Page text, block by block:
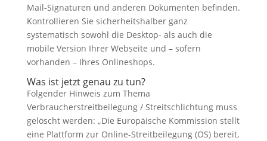
Mail-Signaturen und anderen Dokumenten befinden.
Kontrollieren Sie sicherheitshalber ganz
systematisch sowohl die Desktop- als auch die
mobile Version Ihrer Webseite und – sofern
vorhanden – Ihres Onlineshops.
Was ist jetzt genau zu tun?
Folgender Hinweis zum Thema
Verbraucherstreitbeilegung / Streitschlichtung muss
gelöscht werden: „Die Europäische Kommission stellt
eine Plattform zur Online-Streitbeilegung (OS) bereit,